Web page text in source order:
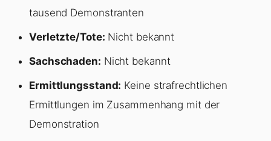
tausend Demonstranten
Verletzte/Tote: Nicht bekannt
Sachschaden: Nicht bekannt
Ermittlungsstand: Keine strafrechtlichen
Ermittlungen im Zusammenhang mit der
Demonstration